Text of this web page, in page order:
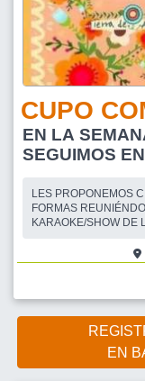
CUPO
EN LA
SEGUIMOS
LES PROPONEMOS
FORMAS
KARAOKE/SHOW DE
RESERVAR EL
PAGANDO EL
TODA OTRA
EN